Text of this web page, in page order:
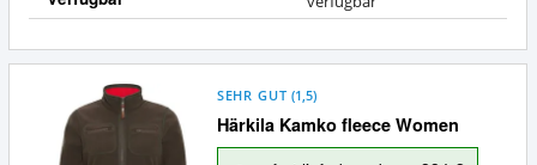
a
Härkila Kamko fleece Women
SEHR GUT (1,5)